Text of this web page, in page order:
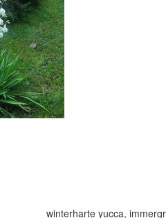
winterharte yucca,